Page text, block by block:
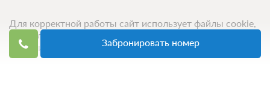
Забронировать номер
Для корректной работы сайт использует файлы cookie,
продолжение использования сервиса означает ваше
согласие с обработкой данных.